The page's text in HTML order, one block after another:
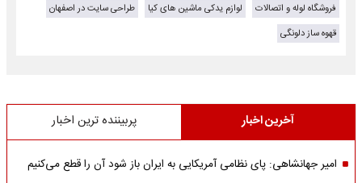
فروشگاه لوله و اتصالات
لوازم یدکی ماشین های کیا
طراحی سایت در اصفهان
قهوه ساز دلونگی
آخرین اخبار پربیننده ترین اخبار
امیر جهانشاهی: پای نظامی آمریکایی به ایران باز شود آن را قطع می‌کنیم